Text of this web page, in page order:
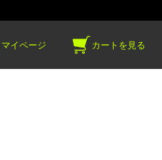
マイページ カートを見る